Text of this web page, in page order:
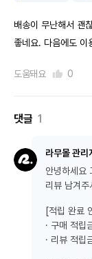
배송이 무난해서 괜
좋네요. 다음에도 이
도움돼요 0
댓글 1
라무몰 관리
안녕하세요
리뷰 남겨
[적립 완료
· 구매 적
· 리뷰 적